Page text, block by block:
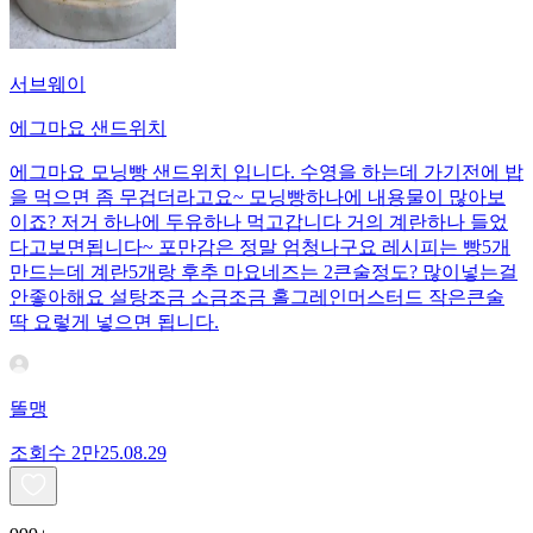
서브웨이
에그마요 샌드위치
에그마요 모닝빵 샌드위치 입니다. 수영을 하는데 가기전에 밥
을 먹으면 좀 무겁더라고요~ 모닝빵하나에 내용물이 많아보
이죠? 저거 하나에 두유하나 먹고갑니다 거의 계란하나 들었
다고보면됩니다~ 포만감은 정말 엄청나구요 레시피는 빵5개
만드는데 계란5개랑 후추 마요네즈는 2큰술정도? 많이넣는걸
안좋아해요 설탕조금 소금조금 홀그레인머스터드 작은큰술
딱 요렇게 넣으면 됩니다.
똘맹
조회수 2만25.08.29